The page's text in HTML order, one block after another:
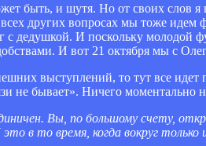
быть, и шутя. Но от своих
всех других вопросах мы тоже
с дедушкой. И поскольку молодой
И вот 21 октября мы с
выступлений, то тут все
не бывает». Ничего моментально
Вы, по большому счету,
в то время, когда вокруг